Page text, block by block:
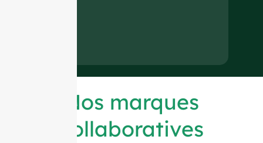
Nos marques
collaboratives